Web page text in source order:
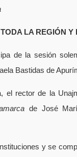
LA REGIÓN Y
de la sesión
Bastidas de
el rector de la
de José
y se